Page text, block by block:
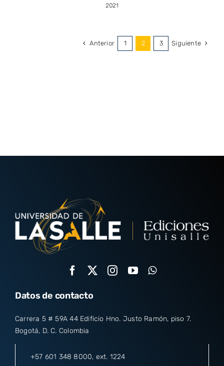
2021
Anterior 1 2 3 Siguiente
Datos de contacto
Carrera 5 # 59A 44 Edificio Hno. Justo Ramón, piso 7.
Bogotá, D. C. Colombia
+57 601 348 8000, ext. 1224